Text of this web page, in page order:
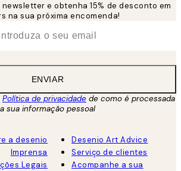
e obtenha 15% de desconto em
na sua próxima encomenda!
ENVIAR
Política de privacidade de como é processada
a sua informação pessoal
a desenio
Imprensa
Legais
Desenio Art Advice
Serviço de clientes
Acompanhe a sua